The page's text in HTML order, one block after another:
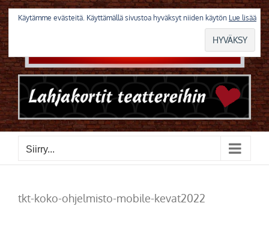
Skip
to
content
Siirry...
tkt-koko-ohjelmisto-mobile-kevat2022
Käytämme evästeitä. Käyttämällä sivustoa hyväksyt niiden käytön Lue lisää